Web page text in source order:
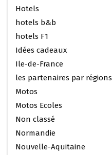
Hotels
hotels b&b
hotels F1
Idées cadeaux
Ile-de-France
les partenaires par régions
Motos
Motos Ecoles
Non classé
Normandie
Nouvelle-Aquitaine